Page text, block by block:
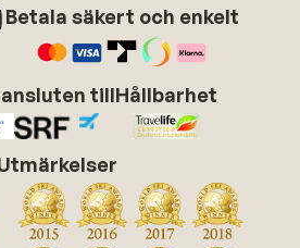
Betala säkert och enkelt
tillHållbarhet